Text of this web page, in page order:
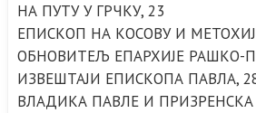
НА ПУТУ У ГРЧКУ, 23
ЕПИСКОП НА КОСОВУ И
ОБНОВИТЕЉ ЕПАРХИЈЕ РАШКО-
ИЗВЕШТАЈИ ЕПИСКОПА ПАВЛА,
ВЛАДИКА ПАВЛЕ И ПРИЗРЕНСКА